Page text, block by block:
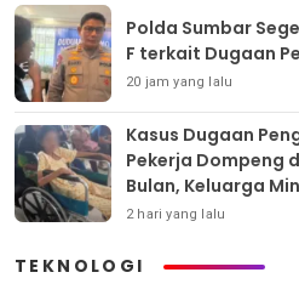
Polda Sumbar
F terkait Dugaan
20 jam yang lalu
Kasus Dugaan
Pekerja Dompeng
Bulan, Keluarga
2 hari yang lalu
TEKNOLOGI